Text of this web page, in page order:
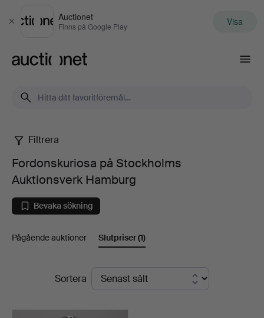
Stäng
Auctionet
Finns på Google Play Visa
Fordonskuriosa
på
Stockholms
Auktionsverk
Filtrera
Fordonskuriosa på Stockholms
Auktionsverk Hamburg
Bevaka sökning
Pågående auktioner Slutpriser(1)
SlutpriserSortera